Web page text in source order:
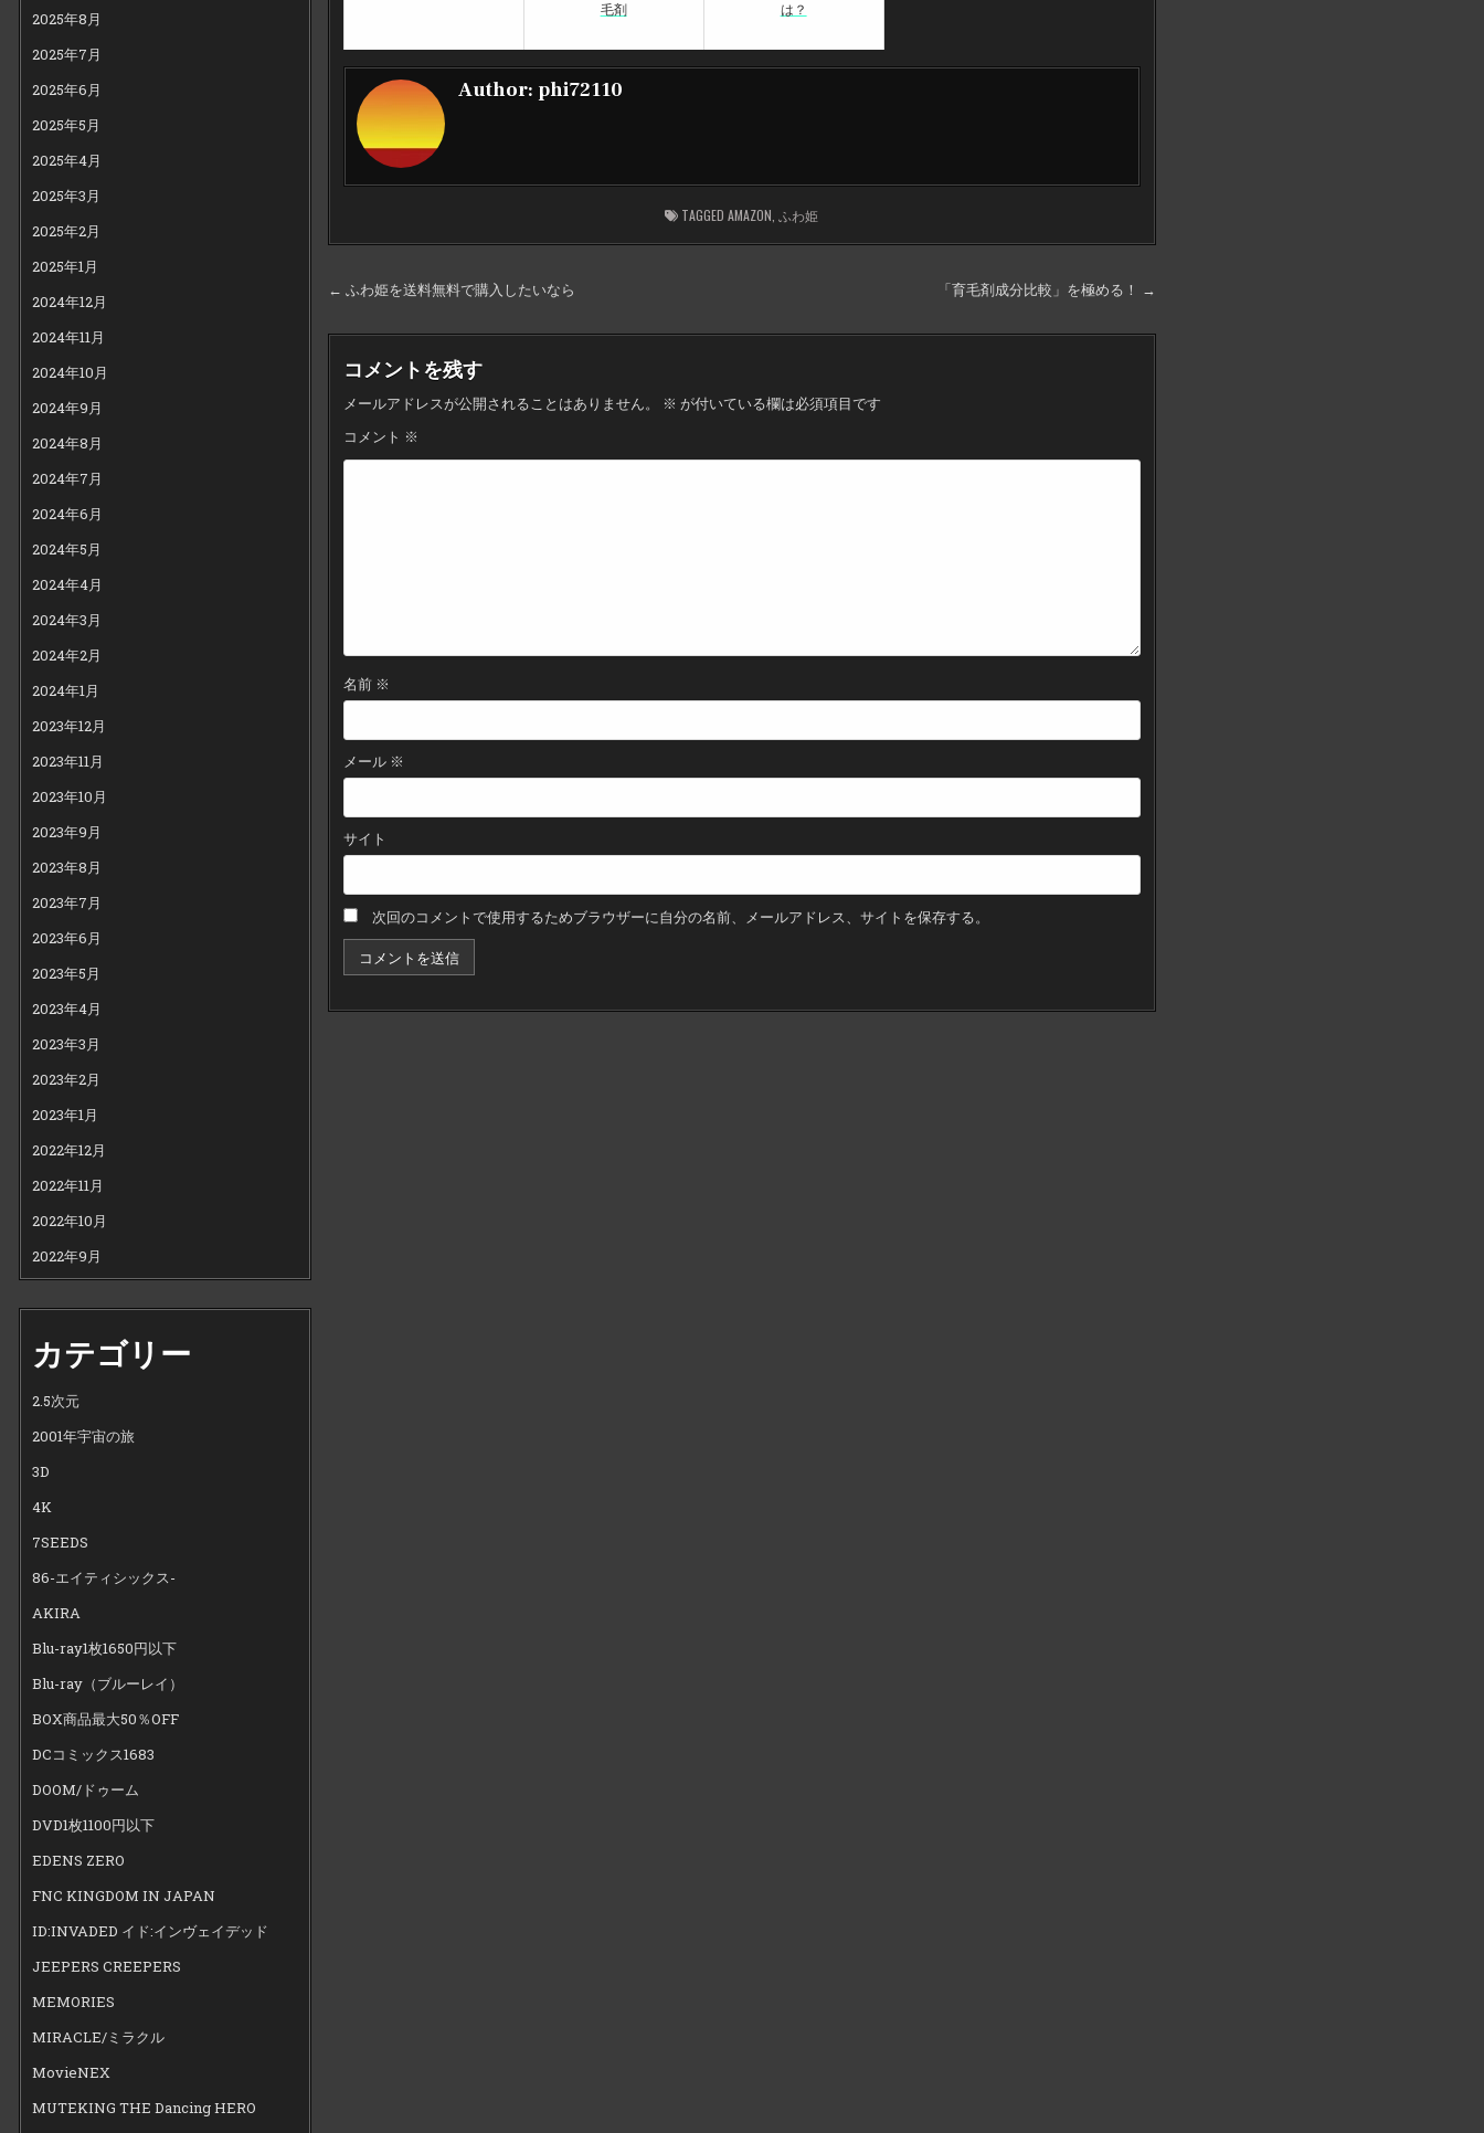
2025年8月
2025年7月
2025年6月
2025年5月
2025年4月
2025年3月
2025年2月
2025年1月
2024年12月
2024年11月
2024年10月
2024年9月
2024年8月
2024年7月
2024年6月
2024年5月
2024年4月
2024年3月
2024年2月
2024年1月
2023年12月
2023年11月
2023年10月
2023年9月
2023年8月
2023年7月
2023年6月
2023年5月
2023年4月
2023年3月
2023年2月
2023年1月
2022年12月
2022年11月
2022年10月
2022年9月
カテゴリー
2.5次元
2001年宇宙の旅
3D
4K
7SEEDS
86-エイティシックス-
AKIRA
Blu-ray1枚1650円以下
Blu-ray（ブルーレイ）
BOX商品最大50％OFF
DCコミックス1683
DOOM/ドゥーム
DVD1枚1100円以下
EDENS ZERO
FNC KINGDOM IN JAPAN
ID:INVADED イド:インヴェイデッド
JEEPERS CREEPERS
MEMORIES
MIRACLE/ミラクル
MovieNEX
MUTEKING THE Dancing HERO
毛剤
は？
Author: phi72110
TAGGEDAMAZON ,ふわ姫
投
稿
ナ
ビ
ゲ
ー
「育毛剤成分比較」を極める！ →
← ふわ姫を送料無料で購入したいなら
コメントを残す
メールアドレスが公開されることはありません。 ※ が付いている欄は必須項目です
コメント ※
名前 ※
メール ※
サイト
次回のコメントで使用するためブラウザーに自分の名前、メールアドレス、サイトを保存する。